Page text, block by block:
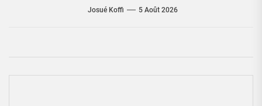
Josué Koffi 5 Août 2026